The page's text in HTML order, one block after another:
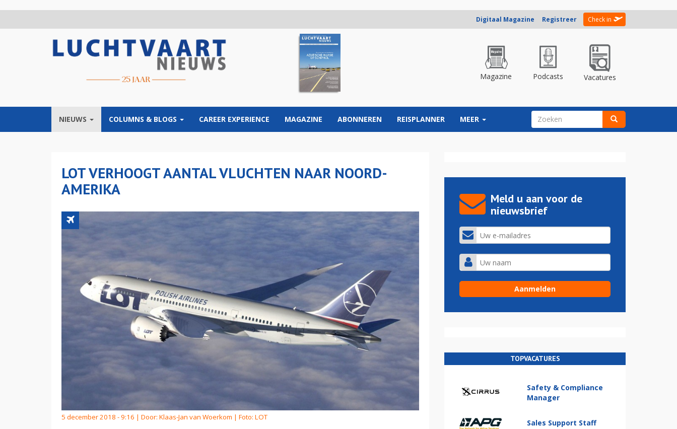
Digitaal Magazine Registreer Check in
Magazine Podcasts Vacatures
NIEUWS COLUMNS & BLOGS CAREER EXPERIENCE MAGAZINE ABONNEREN REISPLANNER MEER ZOEKVELD
LOT VERHOOGT AANTAL VLUCHTEN NAAR NOORD-
AMERIKA
5 december 2018 - 9:16 | Door: Klaas-Jan van Woerkom | Foto: LOT
Meld u aan voor de
nieuwsbrief
TOPVACATURES
Safety & Compliance
Manager
Sales Support Staff